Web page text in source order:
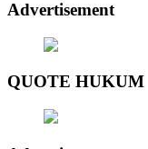
Advertisement
QUOTE HUKUM